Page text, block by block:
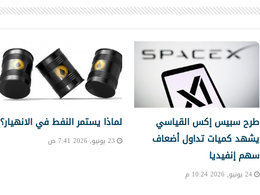
طرح سبيس إكس القياسي
يشهد كميات تداول أضعاف
سهم إنفيديا
24 يونيو, 2026 10:24 م
لماذا يستمر النفط في الانهيار؟
23 يونيو, 2026 7:41 ص